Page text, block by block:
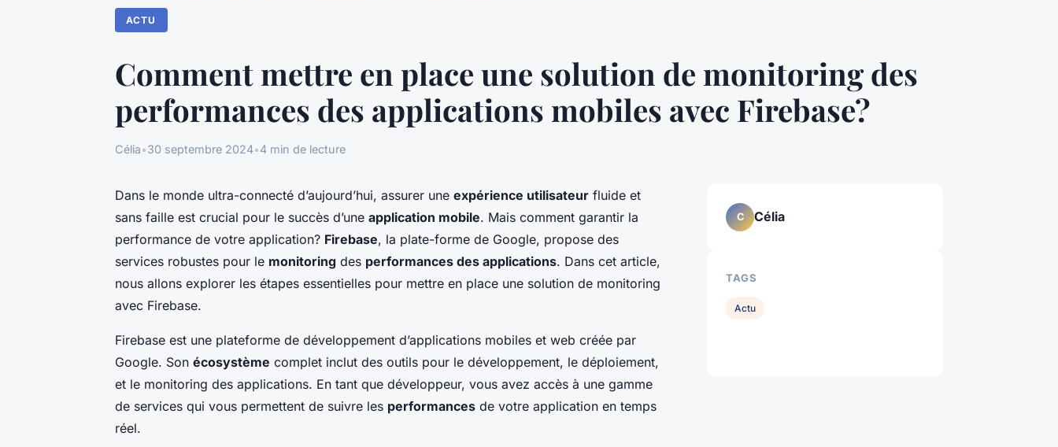
ACTU
Comment mettre en place une solution de monitoring des
performances des applications mobiles avec Firebase?
Célia•30 septembre 2024•4 min de lecture
Dans le monde ultra-connecté d’aujourd’hui, assurer une expérience utilisateur fluide et
sans faille est crucial pour le succès d’une application mobile. Mais comment garantir la
performance de votre application? Firebase, la plate-forme de Google, propose des
services robustes pour le monitoring des performances des applications. Dans cet article,
nous allons explorer les étapes essentielles pour mettre en place une solution de monitoring
avec Firebase.
Firebase est une plateforme de développement d’applications mobiles et web créée par
Google. Son écosystème complet inclut des outils pour le développement, le déploiement,
et le monitoring des applications. En tant que développeur, vous avez accès à une gamme
de services qui vous permettent de suivre les performances de votre application en temps
réel.
C Célia
TAGS
Actu